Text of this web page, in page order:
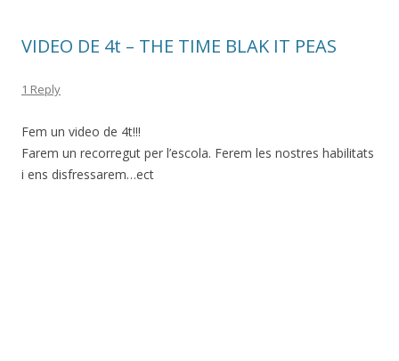
VIDEO DE 4t – THE TIME BLAK IT PEAS
1 Reply
Fem un video de 4t!!!
Farem un recorregut per l’escola. Ferem les nostres habilitats
i ens disfressarem…ect